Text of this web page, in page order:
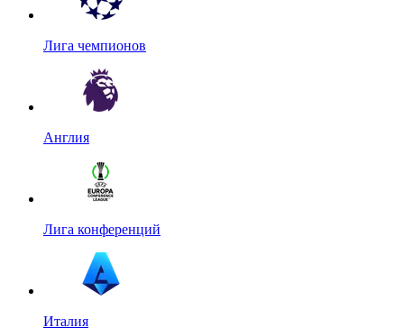
Лига чемпионов
Англия
Лига конференций
Италия